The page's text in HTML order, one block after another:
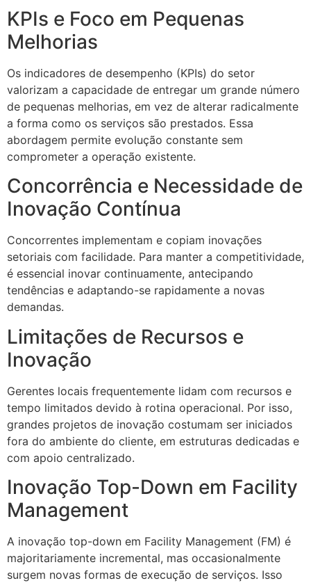
KPIs e Foco em Pequenas
Melhorias
Os indicadores de desempenho (KPIs) do setor
valorizam a capacidade de entregar um grande número
de pequenas melhorias, em vez de alterar radicalmente
a forma como os serviços são prestados. Essa
abordagem permite evolução constante sem
comprometer a operação existente.
Concorrência e Necessidade de
Inovação Contínua
Concorrentes implementam e copiam inovações
setoriais com facilidade. Para manter a competitividade,
é essencial inovar continuamente, antecipando
tendências e adaptando-se rapidamente a novas
demandas.
Limitações de Recursos e
Inovação
Gerentes locais frequentemente lidam com recursos e
tempo limitados devido à rotina operacional. Por isso,
grandes projetos de inovação costumam ser iniciados
fora do ambiente do cliente, em estruturas dedicadas e
com apoio centralizado.
Inovação Top-Down em Facility
Management
A inovação top-down em Facility Management (FM) é
majoritariamente incremental, mas occasionalmente
surgem novas formas de execução de serviços. Isso